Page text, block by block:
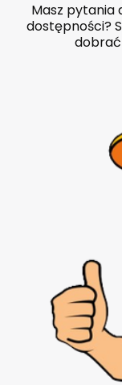
Masz pytania
dostępności?
dobrać